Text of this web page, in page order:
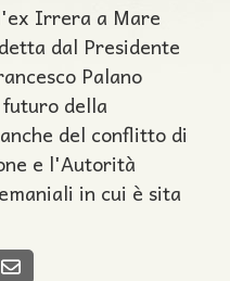
Irrera a Mare
dal Presidente
Palano
futuro della
del conflitto di
e l'Autorità
in cui è sita